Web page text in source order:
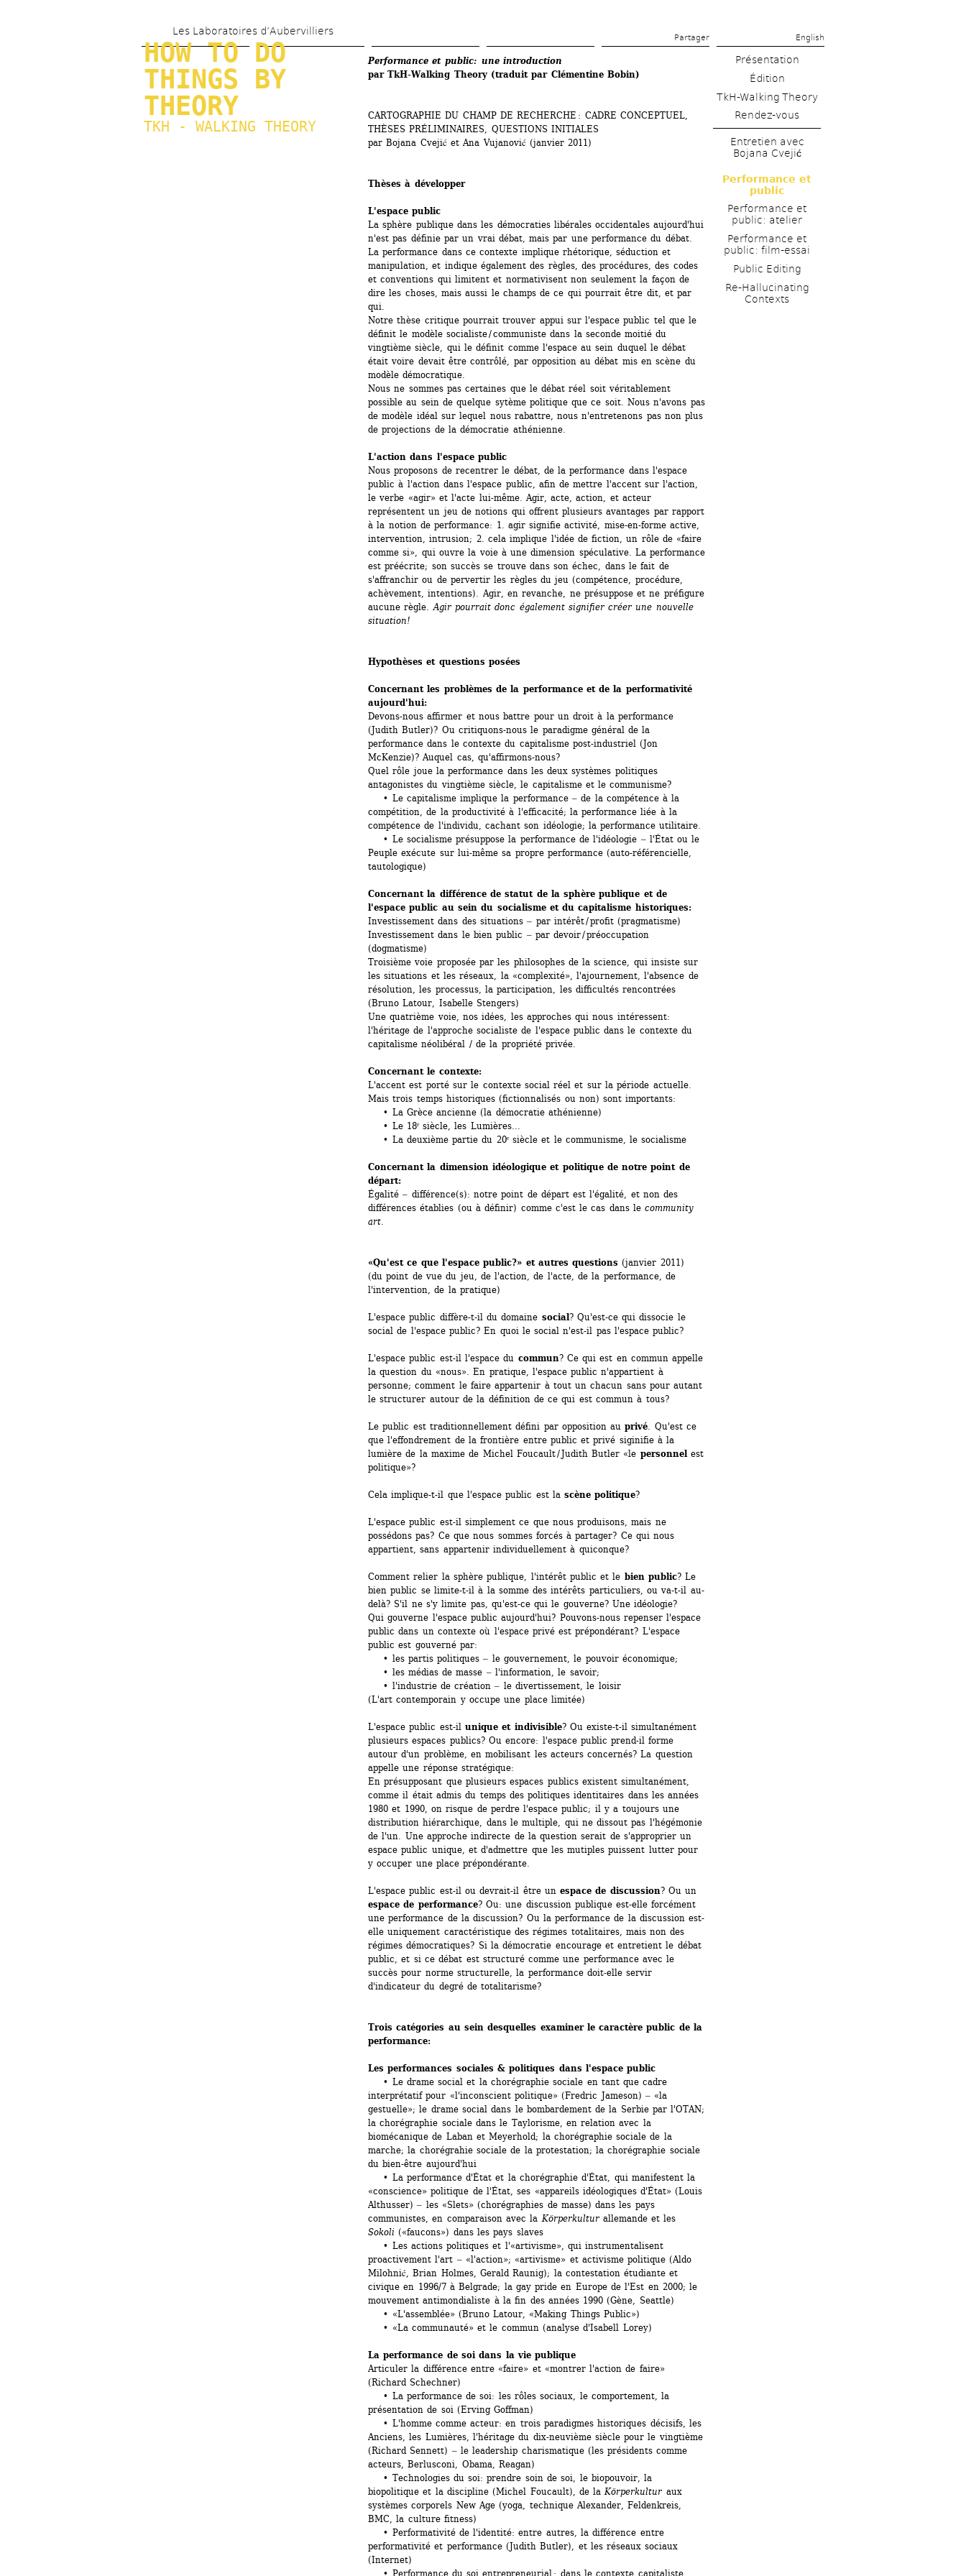
contenu
principal
Les Laboratoires d’Aubervilliers
Partager English
HOW TO DO
THINGS BY
THEORY
TKH - WALKING THEORY
Performance et public: une introduction
par TkH-Walking Theory (traduit par Clémentine Bobin)
CARTOGRAPHIE DU CHAMP DE RECHERCHE : CADRE CONCEPTUEL,
THÈSES PRÉLIMINAIRES, QUESTIONS INITIALES
par Bojana Cvejić et Ana Vujanović (janvier 2011)
Thèses à développer
L'espace public
La sphère publique dans les démocraties libérales occidentales aujourd'hui
n'est pas définie par un vrai débat, mais par une performance du débat.
La performance dans ce contexte implique rhétorique, séduction et
manipulation, et indique également des règles, des procédures, des codes
et conventions qui limitent et normativisent non seulement la façon de
dire les choses, mais aussi le champs de ce qui pourrait être dit, et par
qui.
Notre thèse critique pourrait trouver appui sur l'espace public tel que le
définit le modèle socialiste / communiste dans la seconde moitié du
vingtième siècle, qui le définit comme l'espace au sein duquel le débat
était voire devait être contrôlé, par opposition au débat mis en scène du
modèle démocratique.
Nous ne sommes pas certaines que le débat réel soit véritablement
possible au sein de quelque sytème politique que ce soit. Nous n'avons pas
de modèle idéal sur lequel nous rabattre, nous n'entretenons pas non plus
de projections de la démocratie athénienne.
L'action dans l'espace public
Nous proposons de recentrer le débat, de la performance dans l'espace
public à l'action dans l'espace public, afin de mettre l'accent sur l'action,
le verbe «agir» et l'acte lui-même. Agir, acte, action, et acteur
représentent un jeu de notions qui offrent plusieurs avantages par rapport
à la notion de performance: 1. agir signifie activité, mise-en-forme active,
intervention, intrusion; 2. cela implique l'idée de fiction, un rôle de «faire
comme si», qui ouvre la voie à une dimension spéculative. La performance
est préécrite; son succès se trouve dans son échec, dans le fait de
s'affranchir ou de pervertir les règles du jeu (compétence, procédure,
achèvement, intentions). Agir, en revanche, ne présuppose et ne préfigure
aucune règle. Agir pourrait donc également signifier créer une nouvelle
situation!
Hypothèses et questions posées
Concernant les problèmes de la performance et de la performativité
aujourd'hui:
Devons-nous affirmer et nous battre pour un droit à la performance
(Judith Butler)? Ou critiquons-nous le paradigme général de la
performance dans le contexte du capitalisme post-industriel (Jon
McKenzie)? Auquel cas, qu'affirmons-nous?
Quel rôle joue la performance dans les deux systèmes politiques
antagonistes du vingtième siècle, le capitalisme et le communisme?
• Le capitalisme implique la performance ‒ de la compétence à la
compétition, de la productivité à l'efficacité; la performance liée à la
compétence de l'individu, cachant son idéologie; la performance utilitaire.
• Le socialisme présuppose la performance de l'idéologie ‒ l'État ou le
Peuple exécute sur lui-même sa propre performance (auto-référencielle,
tautologique)
Concernant la différence de statut de la sphère publique et de
l'espace public au sein du socialisme et du capitalisme historiques:
Investissement dans des situations ‒ par intérêt / profit (pragmatisme)
Investissement dans le bien public ‒ par devoir / préoccupation
(dogmatisme)
Troisième voie proposée par les philosophes de la science, qui insiste sur
les situations et les réseaux, la «complexité», l'ajournement, l'absence de
résolution, les processus, la participation, les difficultés rencontrées
(Bruno Latour, Isabelle Stengers)
Une quatrième voie, nos idées, les approches qui nous intéressent:
l'héritage de l'approche socialiste de l'espace public dans le contexte du
capitalisme néolibéral / de la propriété privée.
Concernant le contexte:
L'accent est porté sur le contexte social réel et sur la période actuelle.
Mais trois temps historiques (fictionnalisés ou non) sont importants:
• La Grèce ancienne (la démocratie athénienne)
• Le 18ᵉ siècle, les Lumières...
• La deuxième partie du 20ᵉ siècle et le communisme, le socialisme
Concernant la dimension idéologique et politique de notre point de
départ:
Égalité ‒ différence(s): notre point de départ est l'égalité, et non des
différences établies (ou à définir) comme c'est le cas dans le community
art.
«Qu'est ce que l'espace public?» et autres questions (janvier 2011)
(du point de vue du jeu, de l'action, de l'acte, de la performance, de
l'intervention, de la pratique)
L'espace public diffère-t-il du domaine social? Qu'est-ce qui dissocie le
social de l'espace public? En quoi le social n'est-il pas l'espace public?
L'espace public est-il l'espace du commun? Ce qui est en commun appelle
la question du «nous». En pratique, l'espace public n'appartient à
personne; comment le faire appartenir à tout un chacun sans pour autant
le structurer autour de la définition de ce qui est commun à tous?
Le public est traditionnellement défini par opposition au privé. Qu'est ce
que l'effondrement de la frontière entre public et privé siginifie à la
lumière de la maxime de Michel Foucault / Judith Butler «le personnelest
politique»?
Cela implique-t-il que l'espace public est la scène politique?
L'espace public est-il simplement ce que nous produisons, mais ne
possédons pas? Ce que nous sommes forcés à partager? Ce qui nous
appartient, sans appartenir individuellement à quiconque?
Comment relier la sphère publique, l'intérêt public et le bien public? Le
bien public se limite-t-il à la somme des intérêts particuliers, ou va-t-il au-
delà? S'il ne s'y limite pas, qu'est-ce qui le gouverne? Une idéologie?
Qui gouverne l'espace public aujourd'hui? Pouvons-nous repenser l'espace
public dans un contexte où l'espace privé est prépondérant? L'espace
public est gouverné par:
• les partis politiques ‒ le gouvernement, le pouvoir économique;
• les médias de masse ‒ l'information, le savoir;
• l'industrie de création ‒ le divertissement, le loisir
(L'art contemporain y occupe une place limitée)
L'espace public est-il unique et indivisible? Ou existe-t-il simultanément
plusieurs espaces publics? Ou encore: l'espace public prend-il forme
autour d'un problème, en mobilisant les acteurs concernés? La question
appelle une réponse stratégique:
En présupposant que plusieurs espaces publics existent simultanément,
comme il était admis du temps des politiques identitaires dans les années
1980 et 1990, on risque de perdre l'espace public; il y a toujours une
distribution hiérarchique, dans le multiple, qui ne dissout pas l'hégémonie
de l'un. Une approche indirecte de la question serait de s'approprier un
espace public unique, et d'admettre que les mutiples puissent lutter pour
y occuper une place prépondérante.
L'espace public est-il ou devrait-il être un espace de discussion? Ou un
espace de performance? Ou: une discussion publique est-elle forcément
une performance de la discussion? Ou la performance de la discussion est-
elle uniquement caractéristique des régimes totalitaires, mais non des
régimes démocratiques? Si la démocratie encourage et entretient le débat
public, et si ce débat est structuré comme une performance avec le
succès pour norme structurelle, la performance doit-elle servir
d'indicateur du degré de totalitarisme?
Trois catégories au sein desquelles examiner le caractère public de la
performance:
Les performances sociales & politiques dans l'espace public
• Le drame social et la chorégraphie sociale en tant que cadre
interprétatif pour «l'inconscient politique» (Fredric Jameson) ‒ «la
gestuelle»; le drame social dans le bombardement de la Serbie par l'OTAN;
la chorégraphie sociale dans le Taylorisme, en relation avec la
biomécanique de Laban et Meyerhold; la chorégraphie sociale de la
marche; la chorégrahie sociale de la protestation; la chorégraphie sociale
du bien-être aujourd'hui
• La performance d'État et la chorégraphie d'État, qui manifestent la
«conscience» politique de l'État, ses «appareils idéologiques d'État» (Louis
Althusser) ‒ les «Slets» (chorégraphies de masse) dans les pays
communistes, en comparaison avec la Körperkulturallemande et les
Sokoli («faucons») dans les pays slaves
• Les actions politiques et l'«artivisme», qui instrumentalisent
proactivement l'art ‒ «l'action»; «artivisme» et activisme politique (Aldo
Milohnić, Brian Holmes, Gerald Raunig); la contestation étudiante et
civique en 1996/7 à Belgrade; la gay pride en Europe de l'Est en 2000; le
mouvement antimondialiste à la fin des années 1990 (Gène, Seattle)
• «L'assemblée» (Bruno Latour, «Making Things Public»)
• «La communauté» et le commun (analyse d'Isabell Lorey)
La performance de soi dans la vie publique
Articuler la différence entre «faire» et «montrer l'action de faire»
(Richard Schechner)
• La performance de soi: les rôles sociaux, le comportement, la
présentation de soi (Erving Goffman)
• L'homme comme acteur: en trois paradigmes historiques décisifs, les
Anciens, les Lumières, l'héritage du dix-neuvième siècle pour le vingtième
(Richard Sennett) ‒ le leadership charismatique (les présidents comme
acteurs, Berlusconi, Obama, Reagan)
• Technologies du soi: prendre soin de soi, le biopouvoir, la
biopolitique et la discipline (Michel Foucault), de la Körperkultur aux
systèmes corporels New Age (yoga, technique Alexander, Feldenkreis,
BMC, la culture fitness)
• Performativité de l'identité: entre autres, la différence entre
performativité et performance (Judith Butler), et les réseaux sociaux
(Internet)
• Performance du soi entrepreneurial : dans le contexte capitaliste
Présentation
Édition
TkH-Walking Theory
Rendez-vous
Entretien avec
Bojana Cvejić
Performance et
public
Performance et
public: atelier
Performance et
public: film-essai
Public Editing
Re-Hallucinating
Contexts